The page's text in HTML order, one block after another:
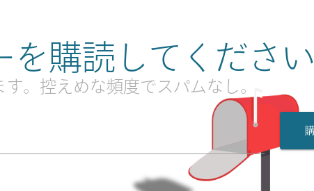
を購読してください
。控えめな頻度でスパムなし。